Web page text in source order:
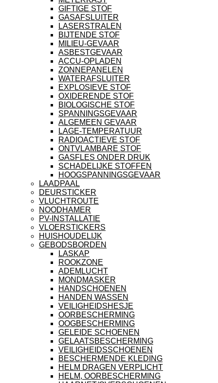
GIFTIGE STOF
GASAFSLUITER
LASERSTRALEN
BIJTENDE STOF
MILIEU-GEVAAR
ASBESTGEVAAR
ACCU-OPLADEN
ZONNEPANELEN
WATERAFSLUITER
EXPLOSIEVE STOF
OXIDERENDE STOF
BIOLOGISCHE STOF
SPANNINGSGEVAAR
ALGEMEEN GEVAAR
LAGE-TEMPERATUUR
RADIOACTIEVE STOF
ONTVLAMBARE STOF
GASFLES ONDER DRUK
SCHADELIJKE STOFFEN
HOOGSPANNINGSGEVAAR
LAADPAAL
DEURSTICKER
VLUCHTROUTE
NOODHAMER
PV-INSTALLATIE
VLOERSTICKERS
HUISHOUDELIJK
GEBODSBORDEN
LASKAP
ROOKZONE
ADEMLUCHT
MONDMASKER
HANDSCHOENEN
HANDEN WASSEN
VEILIGHEIDSHESJE
OORBESCHERMING
OOGBESCHERMING
GELEIDE SCHOENEN
GELAATSBESCHERMING
VEILIGHEIDSSCHOENEN
BESCHERMENDE KLEDING
HELM DRAGEN VERPLICHT
HELM, OORBESCHERMING